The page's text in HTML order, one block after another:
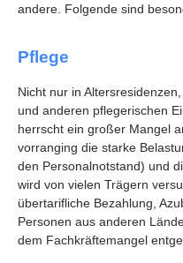
andere. Folgende sind
Pflege
Nicht nur in
und anderen pflegerischen
herrscht ein großer Mangel
vorranging die starke
den Personalnotstand) und
wird von vielen Trägern
übertarifliche Bezahlung,
Personen aus anderen
dem Fachkräftemangel